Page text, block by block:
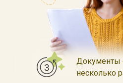
Документы
несколько